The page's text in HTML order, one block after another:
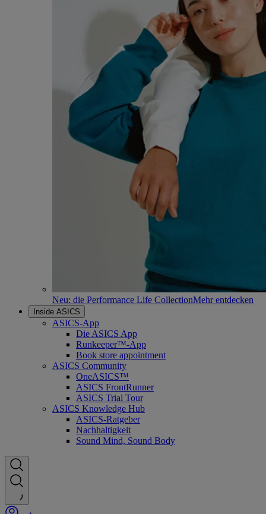
Neu: die Performance Life CollectionMehr entdecken
Inside ASICS
ASICS-App
Die ASICS App
Runkeeper™-App
Book store appointment
ASICS Community
OneASICS™
ASICS FrontRunner
ASICS Trial Tour
ASICS Knowledge Hub
ASICS-Ratgeber
Nachhaltigkeit
Sound Mind, Sound Body